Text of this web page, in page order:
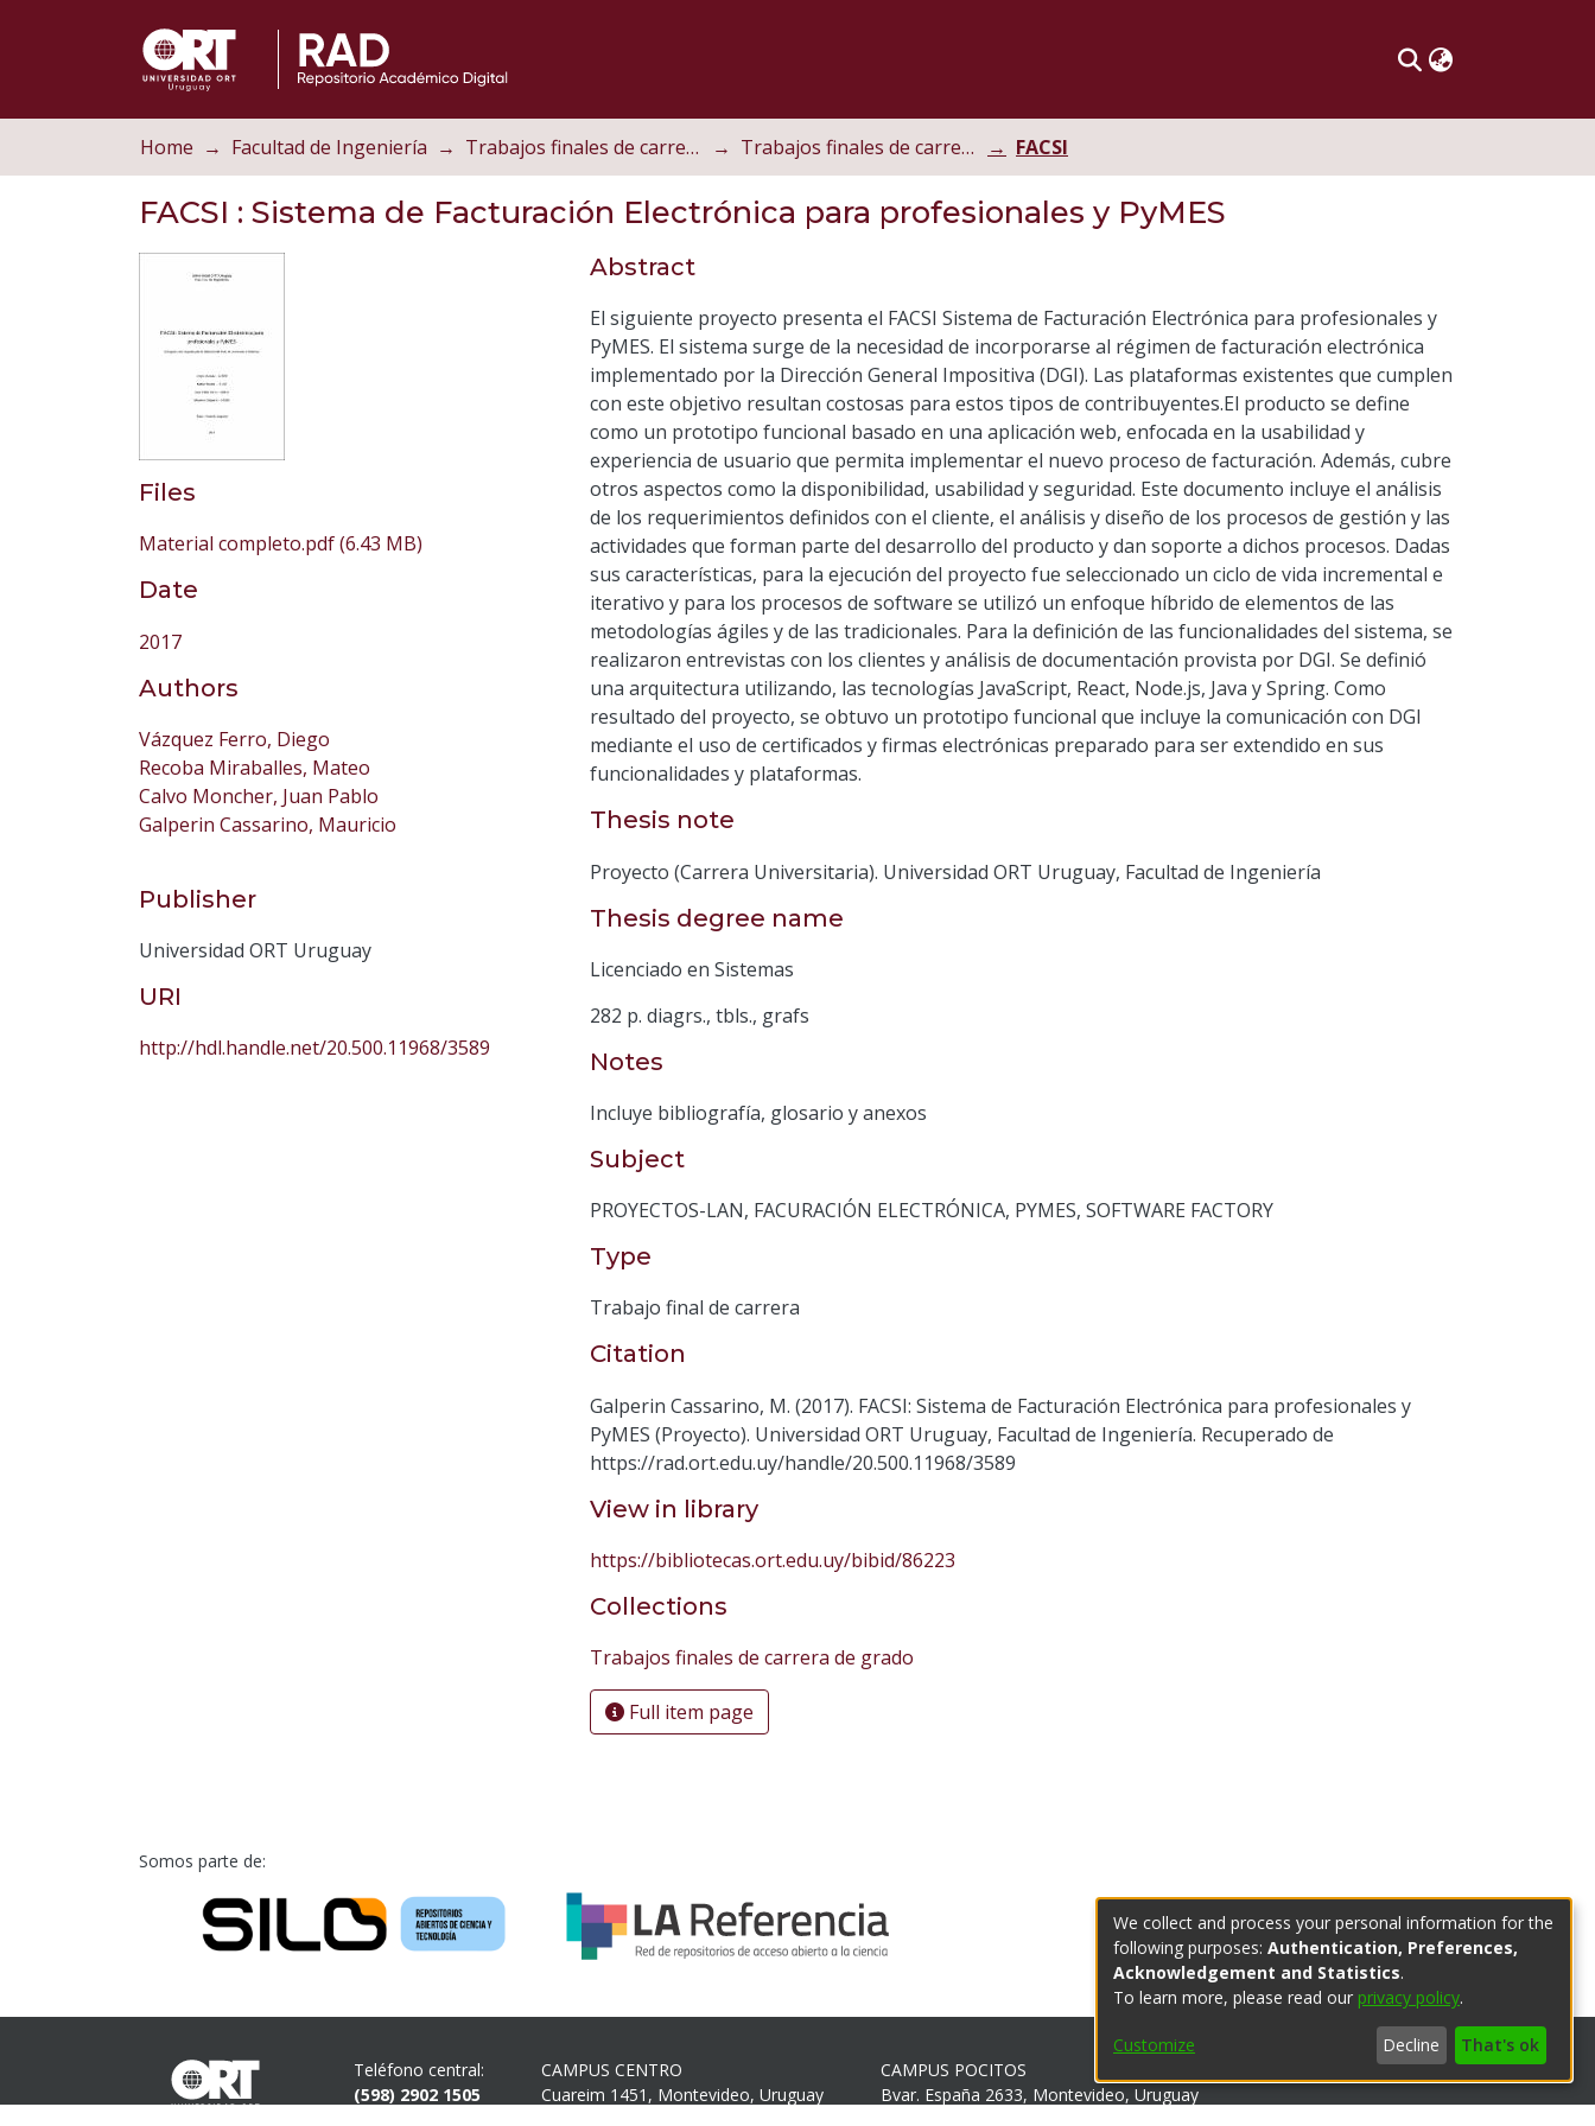
Home Facultad de Ingeniería Trabajos finales de carrera Trabajos finales de carrera de grado FACSI
FACSI : Sistema de Facturación Electrónica para profesionales y PyMES
Files
Material completo.pdf(6.43 MB)
Date
2017
Authors
Vázquez Ferro, Diego
Recoba Miraballes, Mateo
Calvo Moncher, Juan Pablo
Galperin Cassarino, Mauricio
Publisher
Universidad ORT Uruguay
URI
http://hdl.handle.net/20.500.11968/3589
Abstract
El siguiente proyecto presenta el FACSI Sistema de Facturación Electrónica para profesionales y
PyMES. El sistema surge de la necesidad de incorporarse al régimen de facturación electrónica
implementado por la Dirección General Impositiva (DGI). Las plataformas existentes que cumplen
con este objetivo resultan costosas para estos tipos de contribuyentes.El producto se define
como un prototipo funcional basado en una aplicación web, enfocada en la usabilidad y
experiencia de usuario que permita implementar el nuevo proceso de facturación. Además, cubre
otros aspectos como la disponibilidad, usabilidad y seguridad. Este documento incluye el análisis
de los requerimientos definidos con el cliente, el análisis y diseño de los procesos de gestión y las
actividades que forman parte del desarrollo del producto y dan soporte a dichos procesos. Dadas
sus características, para la ejecución del proyecto fue seleccionado un ciclo de vida incremental e
iterativo y para los procesos de software se utilizó un enfoque híbrido de elementos de las
metodologías ágiles y de las tradicionales. Para la definición de las funcionalidades del sistema, se
realizaron entrevistas con los clientes y análisis de documentación provista por DGI. Se definió
una arquitectura utilizando, las tecnologías JavaScript, React, Node.js, Java y Spring. Como
resultado del proyecto, se obtuvo un prototipo funcional que incluye la comunicación con DGI
mediante el uso de certificados y firmas electrónicas preparado para ser extendido en sus
funcionalidades y plataformas.
Thesis note
Proyecto (Carrera Universitaria). Universidad ORT Uruguay, Facultad de Ingeniería
Thesis degree name
Licenciado en Sistemas
282 p. diagrs., tbls., grafs
Notes
Incluye bibliografía, glosario y anexos
Subject
PROYECTOS-LAN, FACURACIÓN ELECTRÓNICA, PYMES, SOFTWARE FACTORY
Type
Trabajo final de carrera
Citation
Galperin Cassarino, M. (2017). FACSI: Sistema de Facturación Electrónica para profesionales y
PyMES (Proyecto). Universidad ORT Uruguay, Facultad de Ingeniería. Recuperado de
https://rad.ort.edu.uy/handle/20.500.11968/3589
View in library
https://bibliotecas.ort.edu.uy/bibid/86223
Collections
Trabajos finales de carrera de grado
Full item page
Somos parte de:
Teléfono central:
(598) 2902 1505
CAMPUS CENTRO
Cuareim 1451, Montevideo, Uruguay
CAMPUS POCITOS
Bvar. España 2633, Montevideo, Uruguay
We collect and process your personal information for the
following purposes: Authentication, Preferences,
Acknowledgement and Statistics.
To learn more, please read our privacy policy.
Customize Decline That's ok